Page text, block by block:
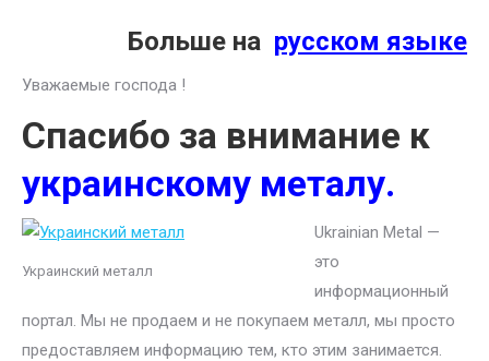
Больше на русском языке
Уважаемые господа !
Спасибо за внимание к
украинскому металу.
Украинский металл
Ukrainian Metal —
это
информационный
портал. Мы не продаем и не покупаем металл, мы просто
предоставляем информацию тем, кто этим занимается.